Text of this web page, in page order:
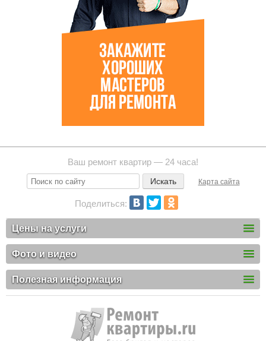
Ваш ремонт квартир — 24 часа!
Карта сайта
Поделиться:
Цены на услуги
Фото и видео
Полезная информация